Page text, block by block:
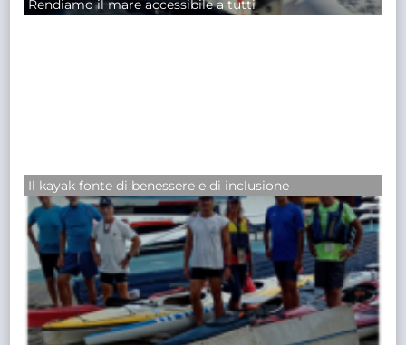
Rendiamo il mare accessibile a tutti
Il kayak fonte di benessere e di inclusione